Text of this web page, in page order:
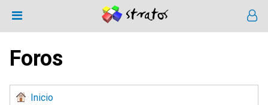
Foros
Inicio